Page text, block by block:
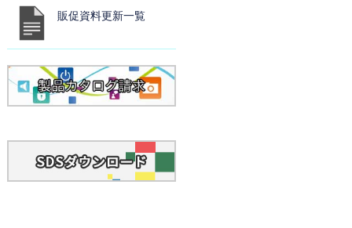
販促資料更新一覧